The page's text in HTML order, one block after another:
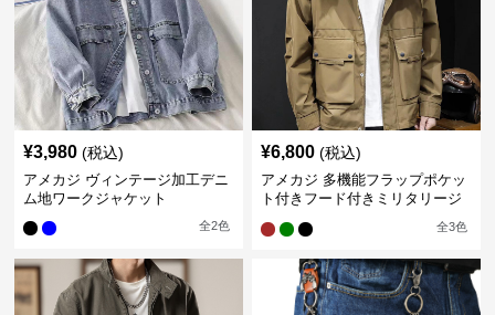
¥3,980 (税込)
アメカジ ヴィンテージ加工デニ
ム地ワークジャケット
全2色
¥6,800 (税込)
アメカジ 多機能フラップポケッ
ト付きフード付きミリタリージ
全3色